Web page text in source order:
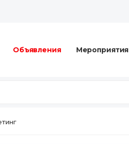
Объявления Мероприятия